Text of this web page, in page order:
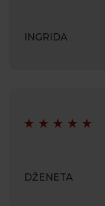
INGRIDA
DŽENETA